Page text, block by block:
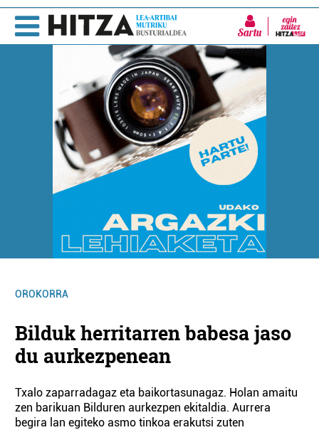
Sartu
OROKORRA
Bilduk herritarren babesa jaso
du aurkezpenean
Txalo zaparradagaz eta baikortasunagaz. Holan amaitu
zen barikuan Bilduren aurkezpen ekitaldia. Aurrera
begira lan egiteko asmo tinkoa erakutsi zuten